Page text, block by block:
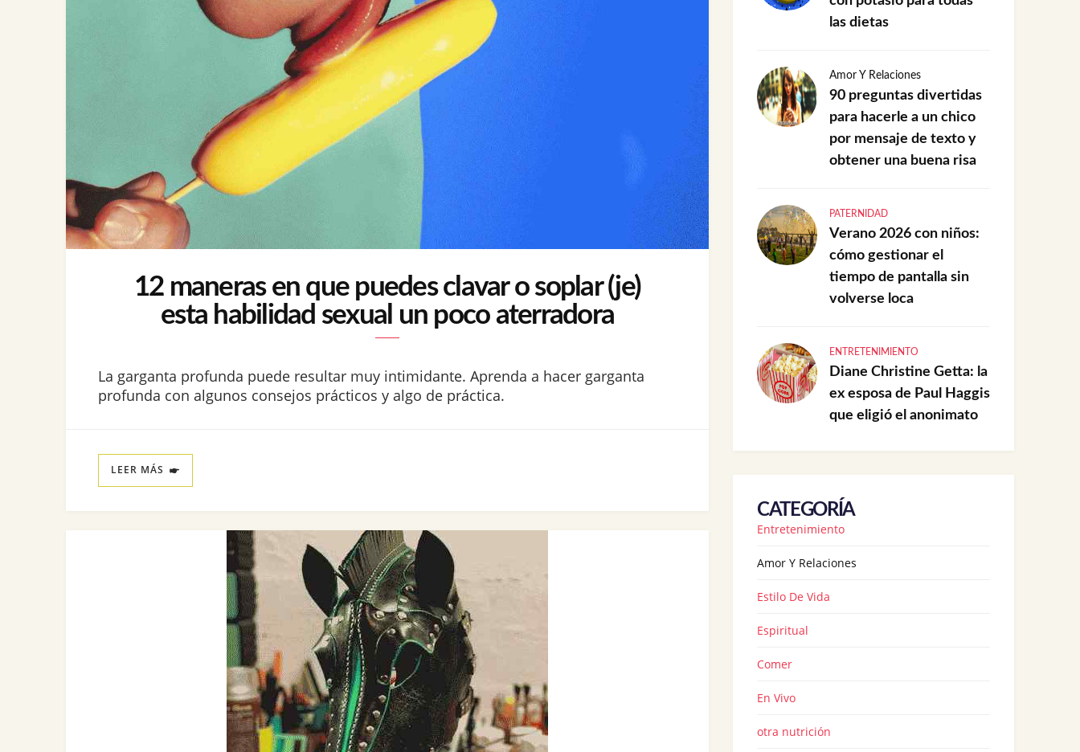
12 maneras en que puedes clavar o soplar (je)
esta habilidad sexual un poco aterradora
La garganta profunda puede resultar muy intimidante. Aprenda a hacer garganta
profunda con algunos consejos prácticos y algo de práctica.
LEER MÁS
las dietas
Amor Y Relaciones
90 preguntas divertidas
para hacerle a un chico
por mensaje de texto y
obtener una buena risa
PATERNIDAD
Verano 2026 con niños:
cómo gestionar el
tiempo de pantalla sin
volverse loca
ENTRETENIMIENTO
Diane Christine Getta: la
ex esposa de Paul Haggis
que eligió el anonimato
CATEGORÍA
Entretenimiento
Amor Y Relaciones
Estilo De Vida
Espiritual
Comer
En Vivo
otra nutrición